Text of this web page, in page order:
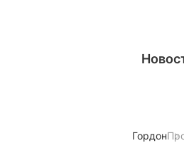
Гордон